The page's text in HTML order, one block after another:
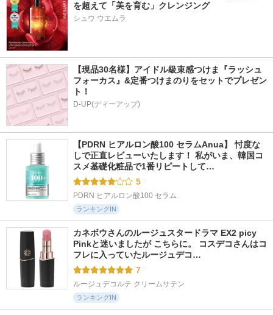
を超えて「美を育む」クレンジング
シュウ ウエムラ
【現品30名様】アイドル級束感つけま『ラッシュ
フォーカス』&定番つけまのりをセットでプレゼン
ト！
D-UP(ディーアップ)
【PDRN ヒアルロン酸100 セラムAnua】 忖度な
しで正直レビューいたします！ 私がいま、韓国コ
スメ基礎化粧品で1番リピートして…
5
PDRN ヒアルロン酸100 セラム
ランキングIN
カネボウさんのルージュスタードラマ EX2 picy
Pinkと迷いましたが こちらに。 コスデコさんはコ
フレに入っていたルージュデコ…
7
ルージュデコルテ クリームサテン
ランキングIN